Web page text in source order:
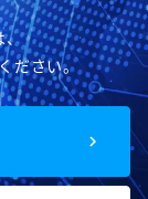
、
ださい。